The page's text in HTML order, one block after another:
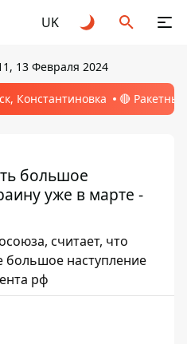
UK
13 Февраля 2024
Константиновка 🔴
большое
уже в марте -
считает, что
большое наступление
рф